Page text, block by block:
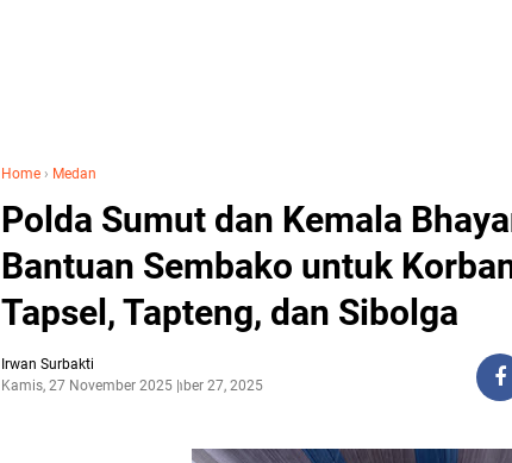
Home › Medan
Polda Sumut dan Kemala
Bantuan Sembako untuk
Tapsel, Tapteng, dan Sibolga
Irwan Surbakti
Kamis, 27 November 2025November 27, 2025